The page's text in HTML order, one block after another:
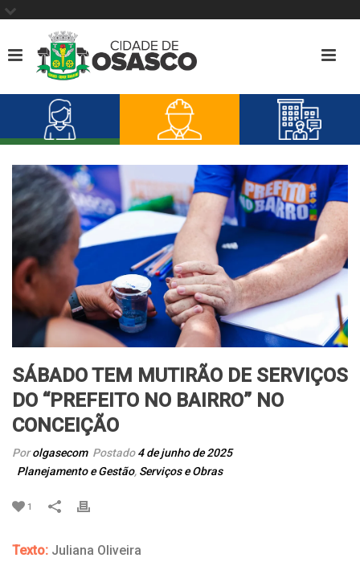
SÁBADO TEM MUTIRÃO DE SERVIÇOS
DO “PREFEITO NO BAIRRO” NO
CONCEIÇÃO
Porolgasecom Postado4 de junho de 2025
Planejamento e Gestão, Serviços e Obras
1
Texto: Juliana Oliveira